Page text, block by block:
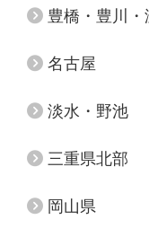
豊橋・豊川・
名古屋
淡水・野池
三重県北部
岡山県